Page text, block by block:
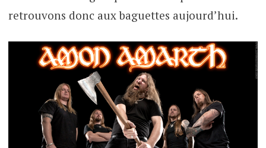
retrouvons donc aux baguettes aujourd’hui.